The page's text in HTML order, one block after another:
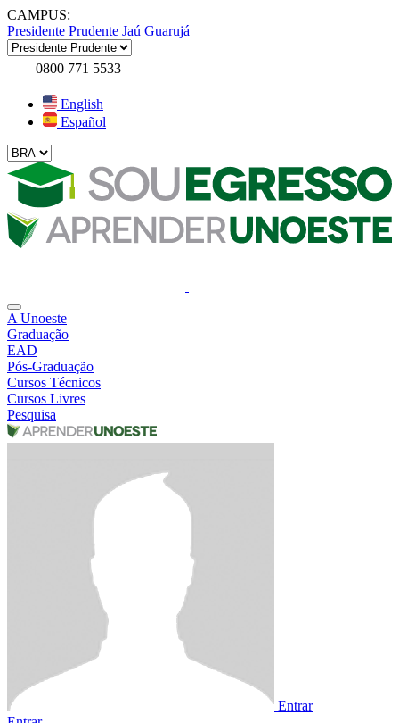
CAMPUS:
Presidente Prudente Jaú Guarujá
0800 771 5533
English
Español
A Unoeste
Graduação
EAD
Pós-Graduação
Cursos Técnicos
Cursos Livres
Pesquisa
Entrar